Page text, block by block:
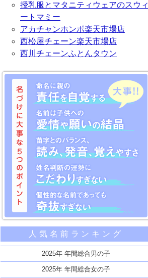
授乳服とマタニティウェアのスウィ
ートマミー
アカチャンホンポ楽天市場店
西松屋チェーン楽天市場店
西川チェーンふとんタウン
名づけに大事な5つのポイント
命名に親の責任を自覚する
名前は子供への愛情や願いの結晶
苗字とのバランス、読み、発音、覚えやすさ
姓名判断の運勢にこだわりすぎない
人気名前ランキング
2025年 年間総合男の子
2025年 年間総合女の子